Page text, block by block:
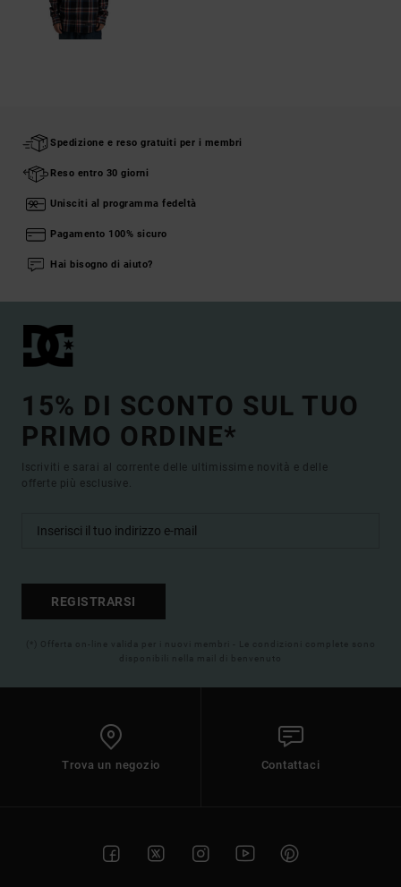
Spedizione e reso gratuiti per i membri
Reso entro 30 giorni
Unisciti al programma fedeltà
Pagamento 100% sicuro
Hai bisogno di aiuto?
15% DI SCONTO SUL TUO
PRIMO ORDINE*
Iscriviti e sarai al corrente delle ultimissime novità e delle
offerte più esclusive.
REGISTRARSI
(*) Offerta on-line valida per i nuovi membri - Le condizioni complete sono
disponibili nella mail di benvenuto
Trova un negozio Contattaci